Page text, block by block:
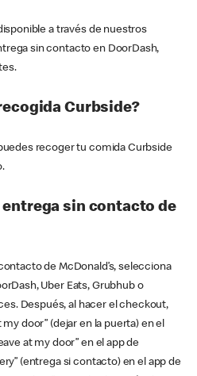
a través de nuestros
sin contacto en DoorDash,
Curbside?
recoger tu comida Curbside
entrega sin contacto de
de McDonald’s, selecciona
Uber Eats, Grubhub o
Después, al hacer el checkout,
door” (dejar en la puerta) en el
at my door” en el app de
(entrega si contacto) en el app de